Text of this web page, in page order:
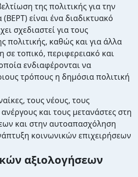
της πολιτικής για την
είναι ένα διαδικτυακό
σχεδιαστεί για τους
πολιτικής, καθώς και για άλλα
σε τοπικό, περιφερειακό και
ενδιαφέρονται να
τρόπους η δημόσια πολιτική
τους νέους, τους
και τους μετανάστες στη
και στην αυτοαπασχόληση
κοινωνικών επιχειρήσεων
αξιολογήσεων